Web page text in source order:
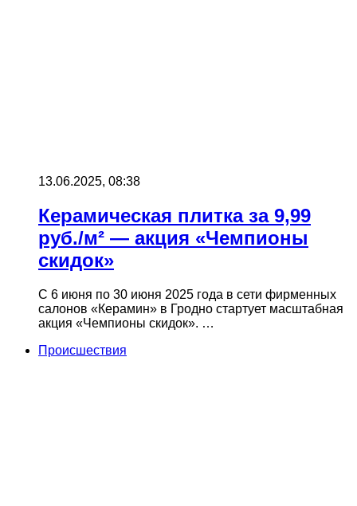
13.06.2025, 08:38
Керамическая плитка за 9,99
руб./м² — акция «Чемпионы
скидок»
С 6 июня по 30 июня 2025 года в сети фирменных
салонов «Керамин» в Гродно стартует масштабная
акция «Чемпионы скидок». …
Происшествия